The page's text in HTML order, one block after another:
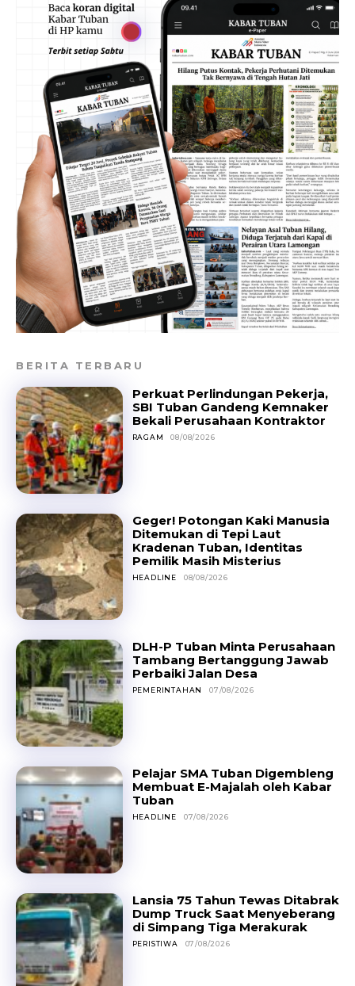
BERITA TERBARU
Perkuat Perlindungan Pekerja,
SBI Tuban Gandeng Kemnaker
Bekali Perusahaan Kontraktor
RAGAM 08/08/2026
Geger! Potongan Kaki Manusia
Ditemukan di Tepi Laut
Kradenan Tuban, Identitas
Pemilik Masih Misterius
HEADLINE 08/08/2026
DLH-P Tuban Minta Perusahaan
Tambang Bertanggung Jawab
Perbaiki Jalan Desa
PEMERINTAHAN 07/08/2026
Pelajar SMA Tuban Digembleng
Membuat E-Majalah oleh Kabar
Tuban
HEADLINE 07/08/2026
Lansia 75 Tahun Tewas Ditabrak
Dump Truck Saat Menyeberang
di Simpang Tiga Merakurak
PERISTIWA 07/08/2026